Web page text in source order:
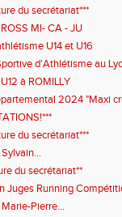
du secrétariat***
MI- CA - JU
U14 et U16
d'Athlétisme au
à ROMILLY
2024 "Maxi
du secrétariat***
du secrétariat**
Juges Running
Pierre...